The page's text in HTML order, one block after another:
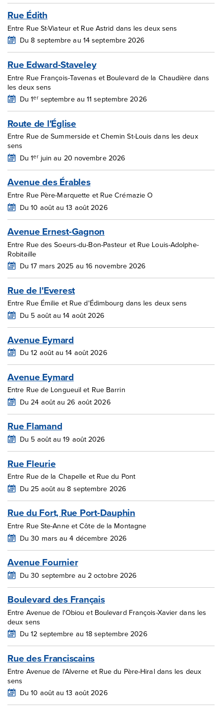
Rue Édith
Entre Rue St-Viateur et Rue Astrid dans les deux sens
Du 8 septembre au 14 septembre 2026
Rue Edward-Staveley
Entre Rue François-Tavenas et Boulevard de la Chaudière dans
les deux sens
Du 1erseptembre au 11 septembre 2026
Route de l'Église
Entre Rue de Summerside et Chemin St-Louis dans les deux
sens
Du 1erjuin au 20 novembre 2026
Avenue des Érables
Entre Rue Père-Marquette et Rue Crémazie O
Du 10 août au 13 août 2026
Avenue Ernest-Gagnon
Entre Rue des Soeurs-du-Bon-Pasteur et Rue Louis-Adolphe-
Robitaille
Du 17 mars 2025 au 16 novembre 2026
Rue de l'Everest
Entre Rue Émilie et Rue d'Édimbourg dans les deux sens
Du 5 août au 14 août 2026
Avenue Eymard
Du 12 août au 14 août 2026
Avenue Eymard
Entre Rue de Longueuil et Rue Barrin
Du 24 août au 26 août 2026
Rue Flamand
Du 5 août au 19 août 2026
Rue Fleurie
Entre Rue de la Chapelle et Rue du Pont
Du 25 août au 8 septembre 2026
Rue du Fort, Rue Port-Dauphin
Entre Rue Ste-Anne et Côte de la Montagne
Du 30 mars au 4 décembre 2026
Avenue Fournier
Du 30 septembre au 2 octobre 2026
Boulevard des Français
Entre Avenue de l'Obiou et Boulevard François-Xavier dans les
deux sens
Du 12 septembre au 18 septembre 2026
Rue des Franciscains
Entre Avenue de l'Alverne et Rue du Père-Hiral dans les deux
sens
Du 10 août au 13 août 2026